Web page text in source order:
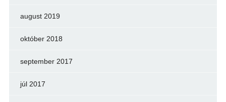
august 2019
október 2018
september 2017
júl 2017